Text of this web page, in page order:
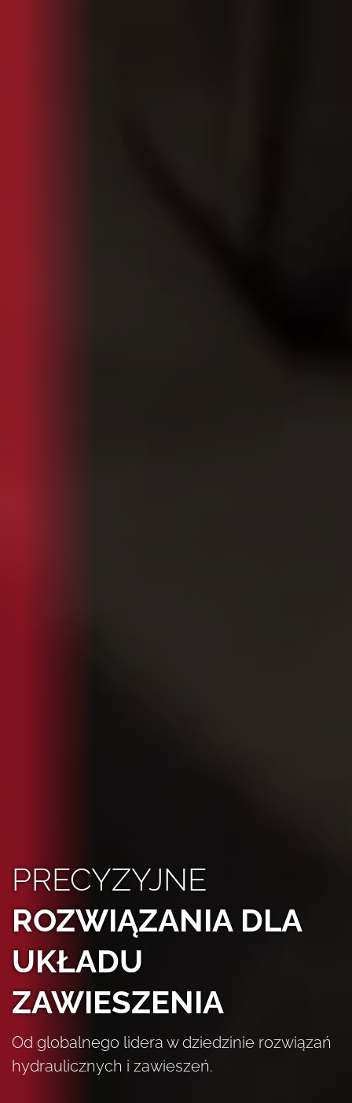
PRECYZYJNE
ROZWIĄZANIA DLA
UKŁADU
ZAWIESZENIA
Od globalnego lidera w dziedzinie rozwiązań
hydraulicznych i zawieszeń.